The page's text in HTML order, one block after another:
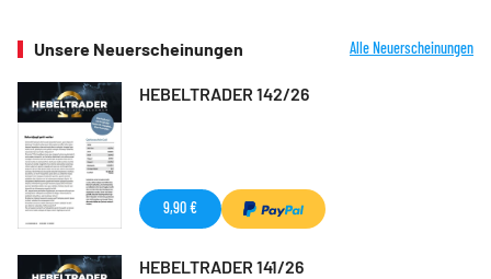
Unsere Neuerscheinungen Alle Neuerscheinungen
HEBELTRADER 142/26
9,90 €
HEBELTRADER 141/26